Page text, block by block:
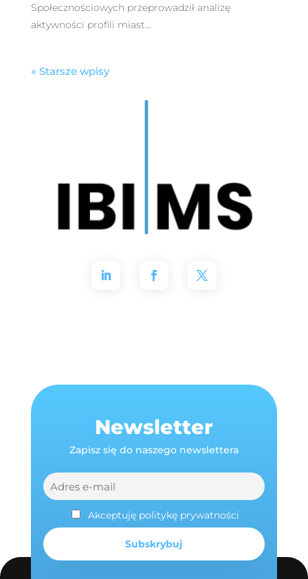
Społecznościowych przeprowadził analizę
aktywności profili miast...
« Starsze wpisy
Newsletter
Zapisz się do naszego newslettera
Akceptuję politykę prywatności